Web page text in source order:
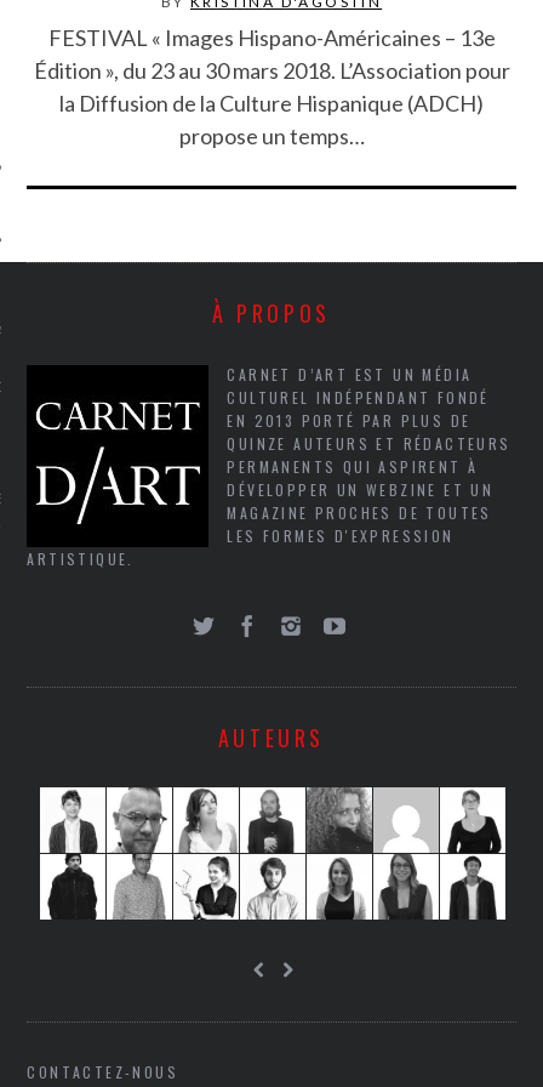
CARAVELLE
PODCAST
FESTIVAL « Images Hispano-Américaines – 13e
Édition », du 23 au 30 mars 2018. L’Association pour
la Diffusion de la Culture Hispanique (ADCH)
propose un temps…
À PROPOS
CARNET D’ART EST UN MÉDIA
CULTUREL INDÉPENDANT FONDÉ
EN 2013 PORTÉ PAR PLUS DE
QUINZE AUTEURS ET RÉDACTEURS
PERMANENTS QUI ASPIRENT À
DÉVELOPPER UN WEBZINE ET UN
MAGAZINE PROCHES DE TOUTES
LES FORMES D'EXPRESSION
ARTISTIQUE.
AUTEURS
CONTACTEZ-NOUS